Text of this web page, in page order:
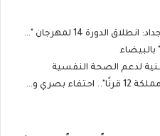
"نجوم كناوة" بحضور جماهيري غفير
العريق